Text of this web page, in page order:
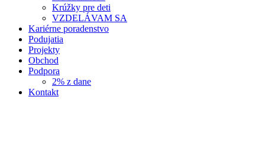
Krúžky pre deti
VZDELÁVAM SA
Kariérne poradenstvo
Podujatia
Projekty
Obchod
Podpora
2% z dane
Kontakt